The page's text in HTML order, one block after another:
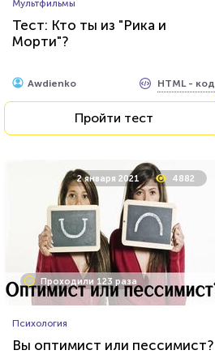
Угадай футболиста по фото!
Пройти тест
4 февраля 2022
Проходили 1649 раз
Тест для любителей
советского кино: помните ли
Мультфильмы
Тест: Кто ты из "Рика и
Морти"?
Awdienko HTML - код
Пройти тест
2 января 2021 4882
Проходили 123 раза
Психология
Вы оптимист или пессимист?